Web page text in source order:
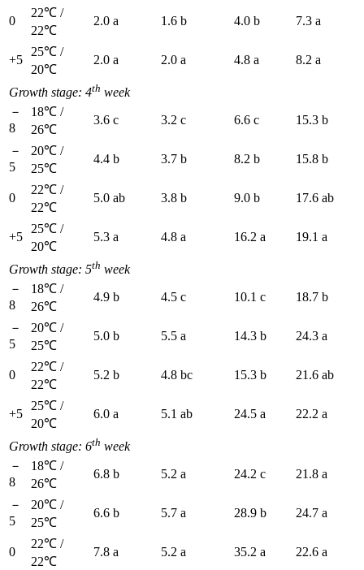
0
22℃ /
22℃
2.0 a 1.6 b 4.0 b 7.3 a
+5
25℃ /
20℃
2.0 a 2.0 a 4.8 a 8.2 a
Growth stage: 4th week
－
8
18℃ /
26℃
3.6 c 3.2 c 6.6 c 15.3 b
－
5
20℃ /
25℃
4.4 b 3.7 b 8.2 b 15.8 b
0
22℃ /
22℃
5.0 ab 3.8 b 9.0 b 17.6 ab
+5
25℃ /
20℃
5.3 a 4.8 a 16.2 a 19.1 a
Growth stage: 5th week
－
8
18℃ /
26℃
4.9 b 4.5 c 10.1 c 18.7 b
－
5
20℃ /
25℃
5.0 b 5.5 a 14.3 b 24.3 a
0
22℃ /
22℃
5.2 b 4.8 bc 15.3 b 21.6 ab
+5
25℃ /
20℃
6.0 a 5.1 ab 24.5 a 22.2 a
Growth stage: 6th week
－
8
18℃ /
26℃
6.8 b 5.2 a 24.2 c 21.8 a
－
5
20℃ /
25℃
6.6 b 5.7 a 28.9 b 24.7 a
0
22℃ /
22℃
7.8 a 5.2 a 35.2 a 22.6 a